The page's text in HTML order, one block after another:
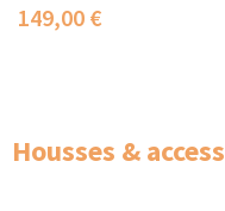
149,00 €
Housses &